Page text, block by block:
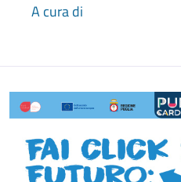
A cura di